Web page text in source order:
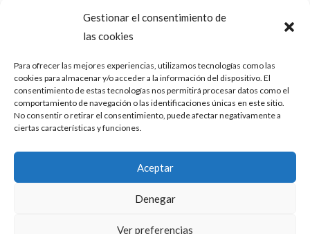
Gestionar el consentimiento de
las cookies
Para ofrecer las mejores experiencias, utilizamos tecnologías como las
cookies para almacenar y/o acceder a la información del dispositivo. El
consentimiento de estas tecnologías nos permitirá procesar datos como el
comportamiento de navegación o las identificaciones únicas en este sitio.
No consentir o retirar el consentimiento, puede afectar negativamente a
ciertas características y funciones.
Aceptar
Denegar
Ver preferencias
LEGAL
AVISO LEGAL
POLÍTICA DE PRIVACIDAD
Diseño y posicionamiento web por